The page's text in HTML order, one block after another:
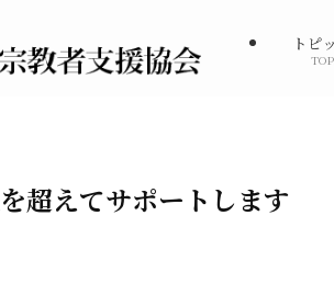
トピ
超えてサポートします